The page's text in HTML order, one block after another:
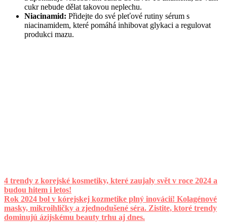
cukr nebude dělat takovou neplechu.
Niacinamid: Přidejte do své pleťové rutiny sérum s
niacinamidem, které pomáhá inhibovat glykaci a regulovat
produkci mazu.
4 trendy z korejské kosmetiky, které zaujaly svět v roce 2024 a
budou hitem i letos!
Rok 2024 bol v kórejskej kozmetike plný inovácií! Kolagénové
masky, mikroihličky a zjednodušené séra. Zistite, ktoré trendy
dominujú ázijskému beauty trhu aj dnes.